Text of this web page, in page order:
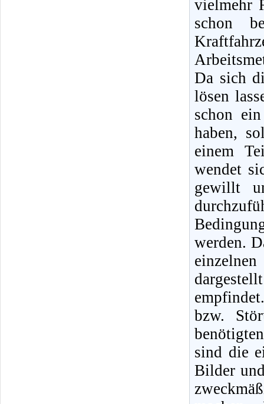
vielmehr
schon
Da sich
lösen
schon
haben,
einem
wendet
gewillt
werden.
bzw.
sind die
Bilder